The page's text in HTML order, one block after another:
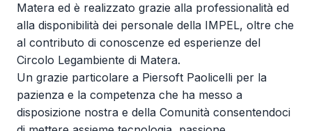
Matera ed è realizzato grazie alla professionalità ed
alla disponibilità dei personale della IMPEL, oltre che
al contributo di conoscenze ed esperienze del
Circolo Legambiente di Matera.
Un grazie particolare a Piersoft Paolicelli per la
pazienza e la competenza che ha messo a
disposizione nostra e della Comunità consentendoci